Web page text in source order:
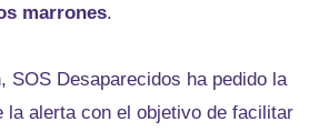
marrones.
SOS Desaparecidos ha pedido la
la alerta con el objetivo de facilitar